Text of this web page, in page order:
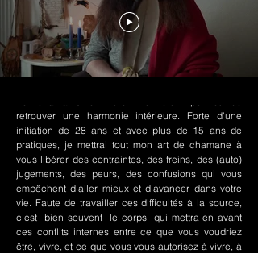
retrouver une harmonie intérieure. Forte d'une
initiation de 28 ans et avec plus de 15 ans de
pratiques, je mettrai tout mon art de chamane à
vous libérer des contraintes, des freins, des (auto)
jugements, des peurs, des confusions qui vous
empêchent d'aller mieux et d'avancer dans votre
vie. Faute de travailler ces difficultés à la source,
c'est bien souvent le corps qui mettra en avant
ces conflits internes entre ce que vous voudriez
être, vivre, et ce que vous vous autorisez à vivre, à